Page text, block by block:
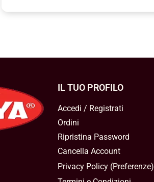
IL TUO PROFILO
Accedi / Registrati
Ordini
Ripristina Password
Cancella Account
Privacy Policy(Preferenze)